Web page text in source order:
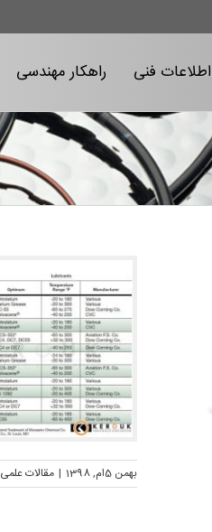
اطلاعات فنی راهکار مهندسی
بهمن 5ام, 1398 | مقالات علمی